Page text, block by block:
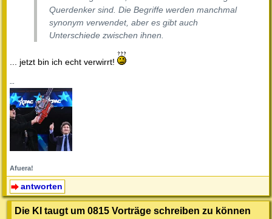
Querdenker sind. Die Begriffe werden manchmal
synonym verwendet, aber es gibt auch
Unterschiede zwischen ihnen.
... jetzt bin ich echt verwirrt!
--
Afuera!
antworten
Die KI taugt um 0815 Vorträge schreiben zu können